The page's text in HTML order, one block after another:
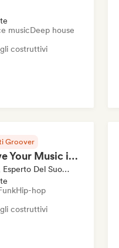
musicDeep house
costruttivi
Groover
Improve Your Music in a 90min Coaching Session
Mentore, Esperto Del Suono
Hip-hop
costruttivi